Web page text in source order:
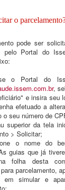
o
pode ser
pelo Portal do
o Portal do
,
e insira seu
efetuado a
o seu número de
superior da tela
> Solicitar;
o nome do
guias que já
folha desta
parcelamento,
simular e